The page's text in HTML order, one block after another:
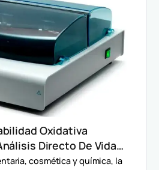
Oxidativa
Directo De Vida
De Grasa
cosmética y química, la